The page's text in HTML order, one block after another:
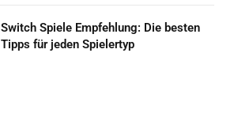
Switch Spiele Empfehlung: Die besten
Tipps für jeden Spielertyp